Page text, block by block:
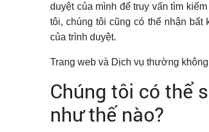
duyệt của mình để truy vấn tìm
tôi, chúng tôi cũng có thể nhận bất
của trình duyệt.
Trang web và Dịch vụ thường
Chúng tôi có thể
như thế nào?